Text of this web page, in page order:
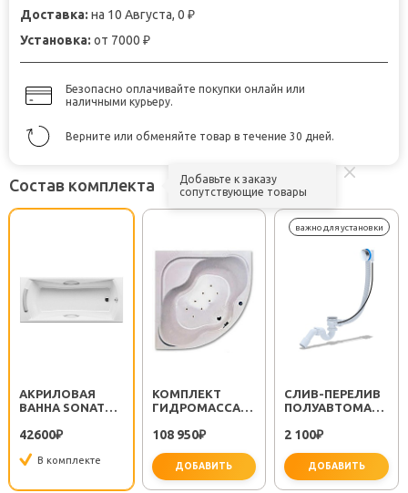
Доставка: на 10 Августа, 0 ₽
Установка: от 7000 ₽
Безопасно оплачивайте покупки онлайн или
наличными курьеру.
Верните или обменяйте товар в течение 30 дней.
Состав комплекта
Добавьте к заказу
сопутствующие товары
АКРИЛОВАЯ
ВАННА SONATA
42600₽
В комплекте
КОМПЛЕКТ
ГИДРОМАССАЖА
STANDART
108 950₽
ДОБАВИТЬ
важно
CЛИВ-ПЕРЕЛИВ
ПОЛУАВТОМАТ
2 100₽
ДОБАВИТЬ